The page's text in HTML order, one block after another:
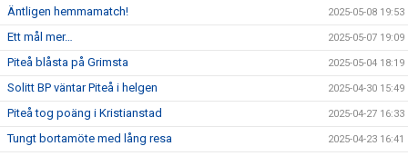
Äntligen hemmamatch! 2025-05-08 19:53
Ett mål mer… 2025-05-07 19:09
Piteå blåsta på Grimsta 2025-05-04 18:19
Solitt BP väntar Piteå i helgen 2025-04-30 15:49
Piteå tog poäng i Kristianstad 2025-04-27 16:33
Tungt bortamöte med lång resa 2025-04-23 16:41